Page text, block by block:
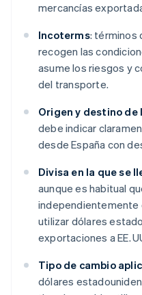
mercancías
Incoterms: términos
recogen las
asume los riesgos y
del transporte.
Origen y destino de
debe indicar
desde España con
Divisa en la que se
aunque es habitual
independientemente
utilizar dólares
exportaciones a EE.
Tipo de cambio
dólares